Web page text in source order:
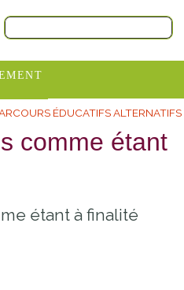
ÉDUCATIFS ALTERNATIFS
comme étant
étant à finalité